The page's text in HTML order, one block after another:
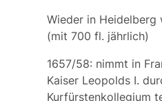
Wieder in Heidelberg
(mit 700 fl. jährlich)
1657/58: nimmt in
Kaiser Leopolds I.
Kurfürstenkollegium